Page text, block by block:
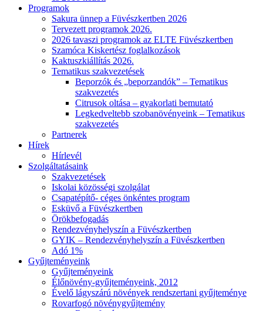
Programok
Sakura ünnep a Füvészkertben 2026
Tervezett programok 2026.
2026 tavaszi programok az ELTE Füvészkertben
Szamóca Kiskertész foglalkozások
Kaktuszkiállítás 2026.
Tematikus szakvezetések
Beporzók és „beporzandók” – Tematikus
szakvezetés
Citrusok oltása – gyakorlati bemutató
Legkedveltebb szobanövényeink – Tematikus
szakvezetés
Partnerek
Hírek
Hírlevél
Szolgáltatásaink
Szakvezetések
Iskolai közösségi szolgálat
Csapatépítő- céges önkéntes program
Esküvő a Füvészkertben
Örökbefogadás
Rendezvényhelyszín a Füvészkertben
GYIK – Rendezvényhelyszín a Füvészkertben
Adó 1%
Gyűjteményeink
Gyűjteményeink
Élőnövény-gyűjteményeink, 2012
Évelő lágyszárú növények rendszertani gyűjteménye
Rovarfogó növénygyűjtemény